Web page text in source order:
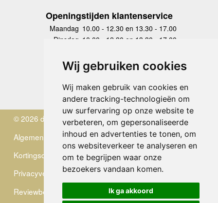
Wij gebruiken cookies
Wij maken gebruik van cookies en
andere tracking-technologieën om
uw surfervaring op onze website te
verbeteren, om gepersonaliseerde
inhoud en advertenties te tonen, om
ons websiteverkeer te analyseren en
om te begrijpen waar onze
bezoekers vandaan komen.
Ik ga akkoord
Openingstijden klantenservice
Maandag 10.00 - 12.30 en 13.30 - 17.00
Dinsdag 10.00 - 12.30 en 13.30 - 17.00
Donderdag
10.00 - 12.30 en 13.30 - 17.00
Vrijdag 10.00 - 12.30 en 13.30 - 17.00
Zaterdag
gesloten
Zondag gesloten
© 2026 de Zwerver
Algemene Voorwaarden
Kortingscode
Privacyverklaring
Reviewbeleid